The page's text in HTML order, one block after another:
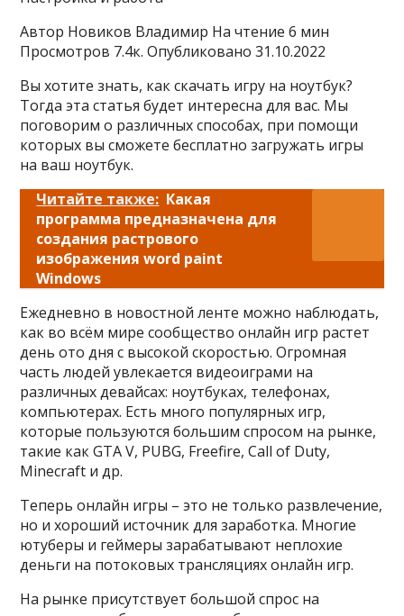
Автор Новиков Владимир На чтение 6 мин
Просмотров 7.4к. Опубликовано 31.10.2022
Вы хотите знать, как скачать игру на ноутбук?
Тогда эта статья будет интересна для вас. Мы
поговорим о различных способах, при помощи
которых вы сможете бесплатно загружать игры
на ваш ноутбук.
Читайте также: Какая
программа предназначена для
создания растрового
изображения word paint
Windows
Ежедневно в новостной ленте можно наблюдать,
как во всём мире сообщество онлайн игр растет
день ото дня с высокой скоростью. Огромная
часть людей увлекается видеоиграми на
различных девайсах: ноутбуках, телефонах,
компьютерах. Есть много популярных игр,
которые пользуются большим спросом на рынке,
такие как GTA V, PUBG, Freefire, Call of Duty,
Minecraft и др.
Теперь онлайн игры – это не только развлечение,
но и хороший источник для заработка. Многие
ютуберы и геймеры зарабатывают неплохие
деньги на потоковых трансляциях онлайн игр.
На рынке присутствует большой спрос на